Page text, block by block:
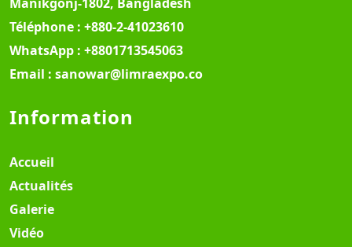
Téléphone : +880-2-41023610
WhatsApp : +8801713545063
Email : sanowar@limraexpo.co
Information
Accueil
Actualités
Galerie
Vidéo